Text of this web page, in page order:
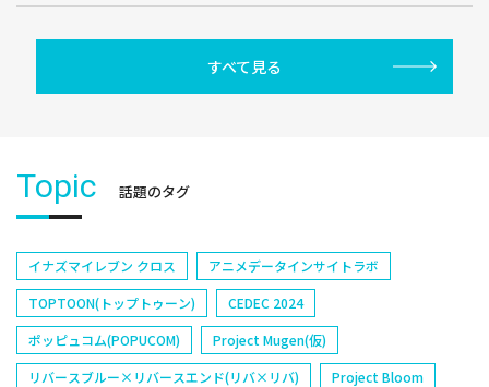
すべて見る
Topic 話題のタグ
イナズマイレブン クロス
アニメデータインサイトラボ
TOPTOON(トップトゥーン)
CEDEC 2024
ポッピュコム(POPUCOM)
Project Mugen(仮)
リバースブルー×リバースエンド(リバ×リバ)
Project Bloom